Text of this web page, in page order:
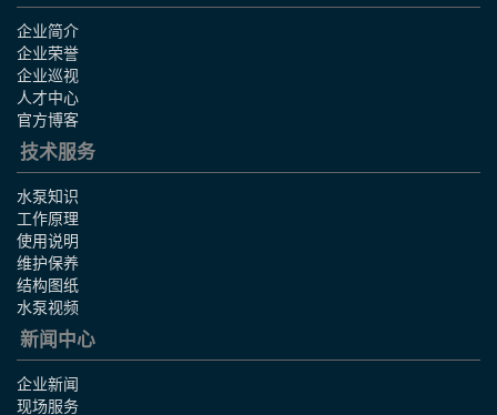
企业简介
企业荣誉
企业巡视
人才中心
官方博客
技术服务
水泵知识
工作原理
使用说明
维护保养
结构图纸
水泵视频
新闻中心
企业新闻
现场服务